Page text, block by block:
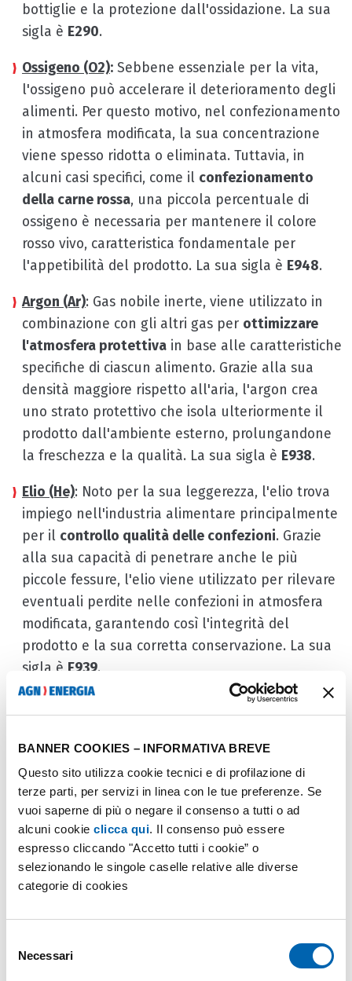
BANNER COOKIES – INFORMATIVA BREVE
Questo sito utilizza cookie tecnici e di profilazione di
terze parti, per servizi in linea con le tue preferenze. Se
vuoi saperne di più o negare il consenso a tutti o ad
alcuni cookie clicca qui. Il consenso può essere
espresso cliccando "Accetto tutti i cookie” o
selezionando le singole caselle relative alle diverse
categorie di cookies
delNecessari
bottiglie e la protezione dall'ossidazione. La sua
sigla è E290.
Ossigeno (O2): Sebbene essenziale per la vita,
l'ossigeno può accelerare il deterioramento degli
alimenti. Per questo motivo, nel confezionamento
in atmosfera modificata, la sua concentrazione
viene spesso ridotta o eliminata. Tuttavia, in
alcuni casi specifici, come il confezionamento
della carne rossa, una piccola percentuale di
ossigeno è necessaria per mantenere il colore
rosso vivo, caratteristica fondamentale per
l'appetibilità del prodotto. La sua sigla è E948.
Argon (Ar): Gas nobile inerte, viene utilizzato in
combinazione con gli altri gas per ottimizzare
l'atmosfera protettiva in base alle caratteristiche
specifiche di ciascun alimento. Grazie alla sua
densità maggiore rispetto all'aria, l'argon crea
uno strato protettivo che isola ulteriormente il
prodotto dall'ambiente esterno, prolungandone
la freschezza e la qualità. La sua sigla è E938.
Elio (He): Noto per la sua leggerezza, l'elio trova
impiego nell'industria alimentare principalmente
per il controllo qualità delle confezioni. Grazie
alla sua capacità di penetrare anche le più
piccole fessure, l'elio viene utilizzato per rilevare
eventuali perdite nelle confezioni in atmosfera
modificata, garantendo così l'integrità del
prodotto e la sua corretta conservazione. La sua
sigla è E939.
prolungarne la freschezza
lconfezionamentoin atmosfera protettiva (MAP)
controllata (CAP)è una delle applicazioni più
diffuse dei gas alimentari, utilizzata per prolungare
la durata di conservazione dei prodotti alimentari.
Questa tecnica si basa sull'utilizzo di gas tecnici per
di ogni tipo di alimento. Esistono diverse tecniche di
confezionamento in atmosfera protettiva, ognuna